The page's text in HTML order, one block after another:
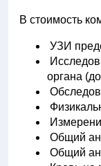
В стоимость
УЗИ
органа
Общий
Общий